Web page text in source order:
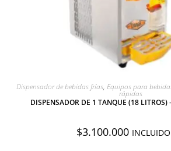
AGREGAR A
Dispensador de bebidas frías, Equipos para
rápidas
DISPENSADOR DE 1 TANQUE (18 LITROS)
$3.100.000